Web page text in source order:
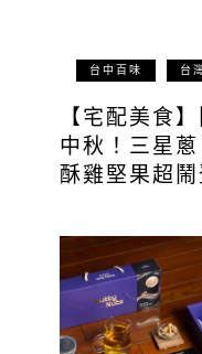
台中百味 台
【宅配美食
中秋！三星
酥雞堅果超鬧